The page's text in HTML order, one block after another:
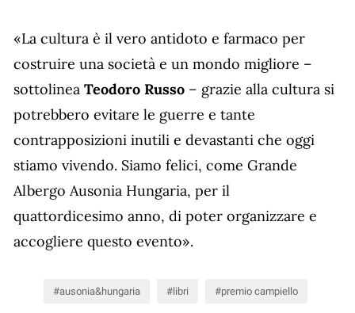
«La cultura è il vero antidoto e farmaco per
costruire una società e un mondo migliore –
sottolinea Teodoro Russo – grazie alla cultura si
potrebbero evitare le guerre e tante
contrapposizioni inutili e devastanti che oggi
stiamo vivendo. Siamo felici, come Grande
Albergo Ausonia Hungaria, per il
quattordicesimo anno, di poter organizzare e
accogliere questo evento».
ausonia&hungaria libri premio campiello